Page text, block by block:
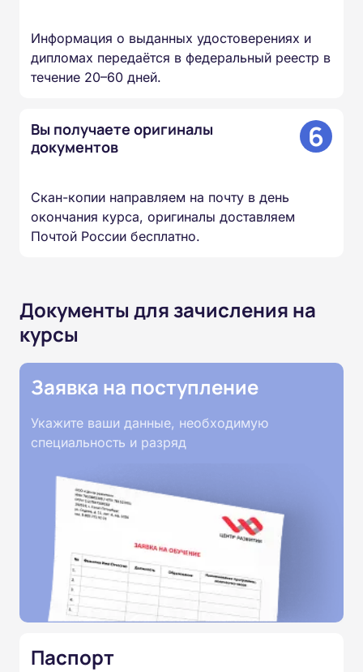
Информация о выданных удостоверениях и
дипломах передаётся в федеральный реестр в
течение 20–60 дней.
Вы получаете оригиналы
документов
6
Скан-копии направляем на почту в день
окончания курса, оригиналы доставляем
Почтой России бесплатно.
Документы для зачисления на
курсы
Заявка на поступление
Укажите ваши данные, необходимую
специальность и разряд
Паспорт